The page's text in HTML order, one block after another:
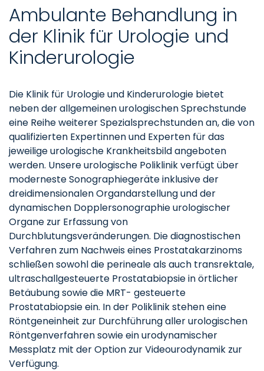
Ambulante Behandlung in
der Klinik für Urologie und
Kinderurologie
Die Klinik für Urologie und Kinderurologie bietet
neben der allgemeinen urologischen Sprechstunde
eine Reihe weiterer Spezialsprechstunden an, die von
qualifizierten Expertinnen und Experten für das
jeweilige urologische Krankheitsbild angeboten
werden. Unsere urologische Poliklinik verfügt über
moderneste Sonographiegeräte inklusive der
dreidimensionalen Organdarstellung und der
dynamischen Dopplersonographie urologischer
Organe zur Erfassung von
Durchblutungsveränderungen. Die diagnostischen
Verfahren zum Nachweis eines Prostatakarzinoms
schließen sowohl die perineale als auch transrektale,
ultraschallgesteuerte Prostatabiopsie in örtlicher
Betäubung sowie die MRT- gesteuerte
Prostatabiopsie ein. In der Poliklinik stehen eine
Röntgeneinheit zur Durchführung aller urologischen
Röntgenverfahren sowie ein urodynamischer
Messplatz mit der Option zur Videourodynamik zur
Verfügung.